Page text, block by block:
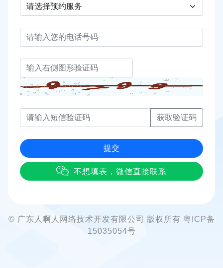
获取验证码
提交
不想填表，微信直接联系
© 广东人啊人网络技术开发有限公司 版权所有 粤ICP备
15035054号